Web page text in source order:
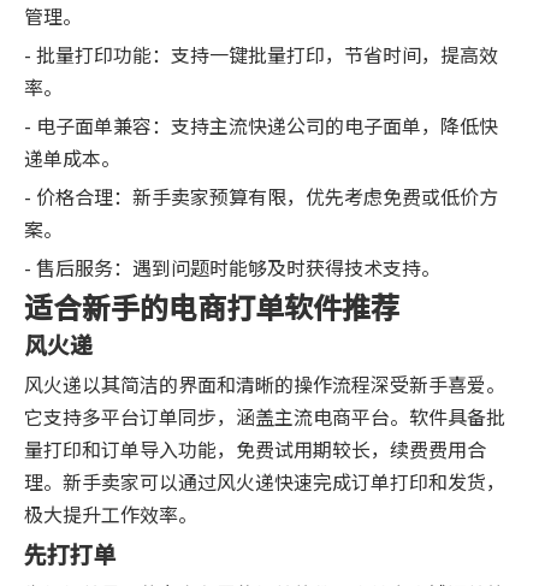
管理。
- 批量打印功能：支持一键批量打印，节省时间，提高效
率。
- 电子面单兼容：支持主流快递公司的电子面单，降低快
递单成本。
- 价格合理：新手卖家预算有限，优先考虑免费或低价方
案。
- 售后服务：遇到问题时能够及时获得技术支持。
适合新手的电商打单软件推荐
风火递
风火递以其简洁的界面和清晰的操作流程深受新手喜爱。
它支持多平台订单同步，涵盖主流电商平台。软件具备批
量打印和订单导入功能，免费试用期较长，续费费用合
理。新手卖家可以通过风火递快速完成订单打印和发货，
极大提升工作效率。
先打打单